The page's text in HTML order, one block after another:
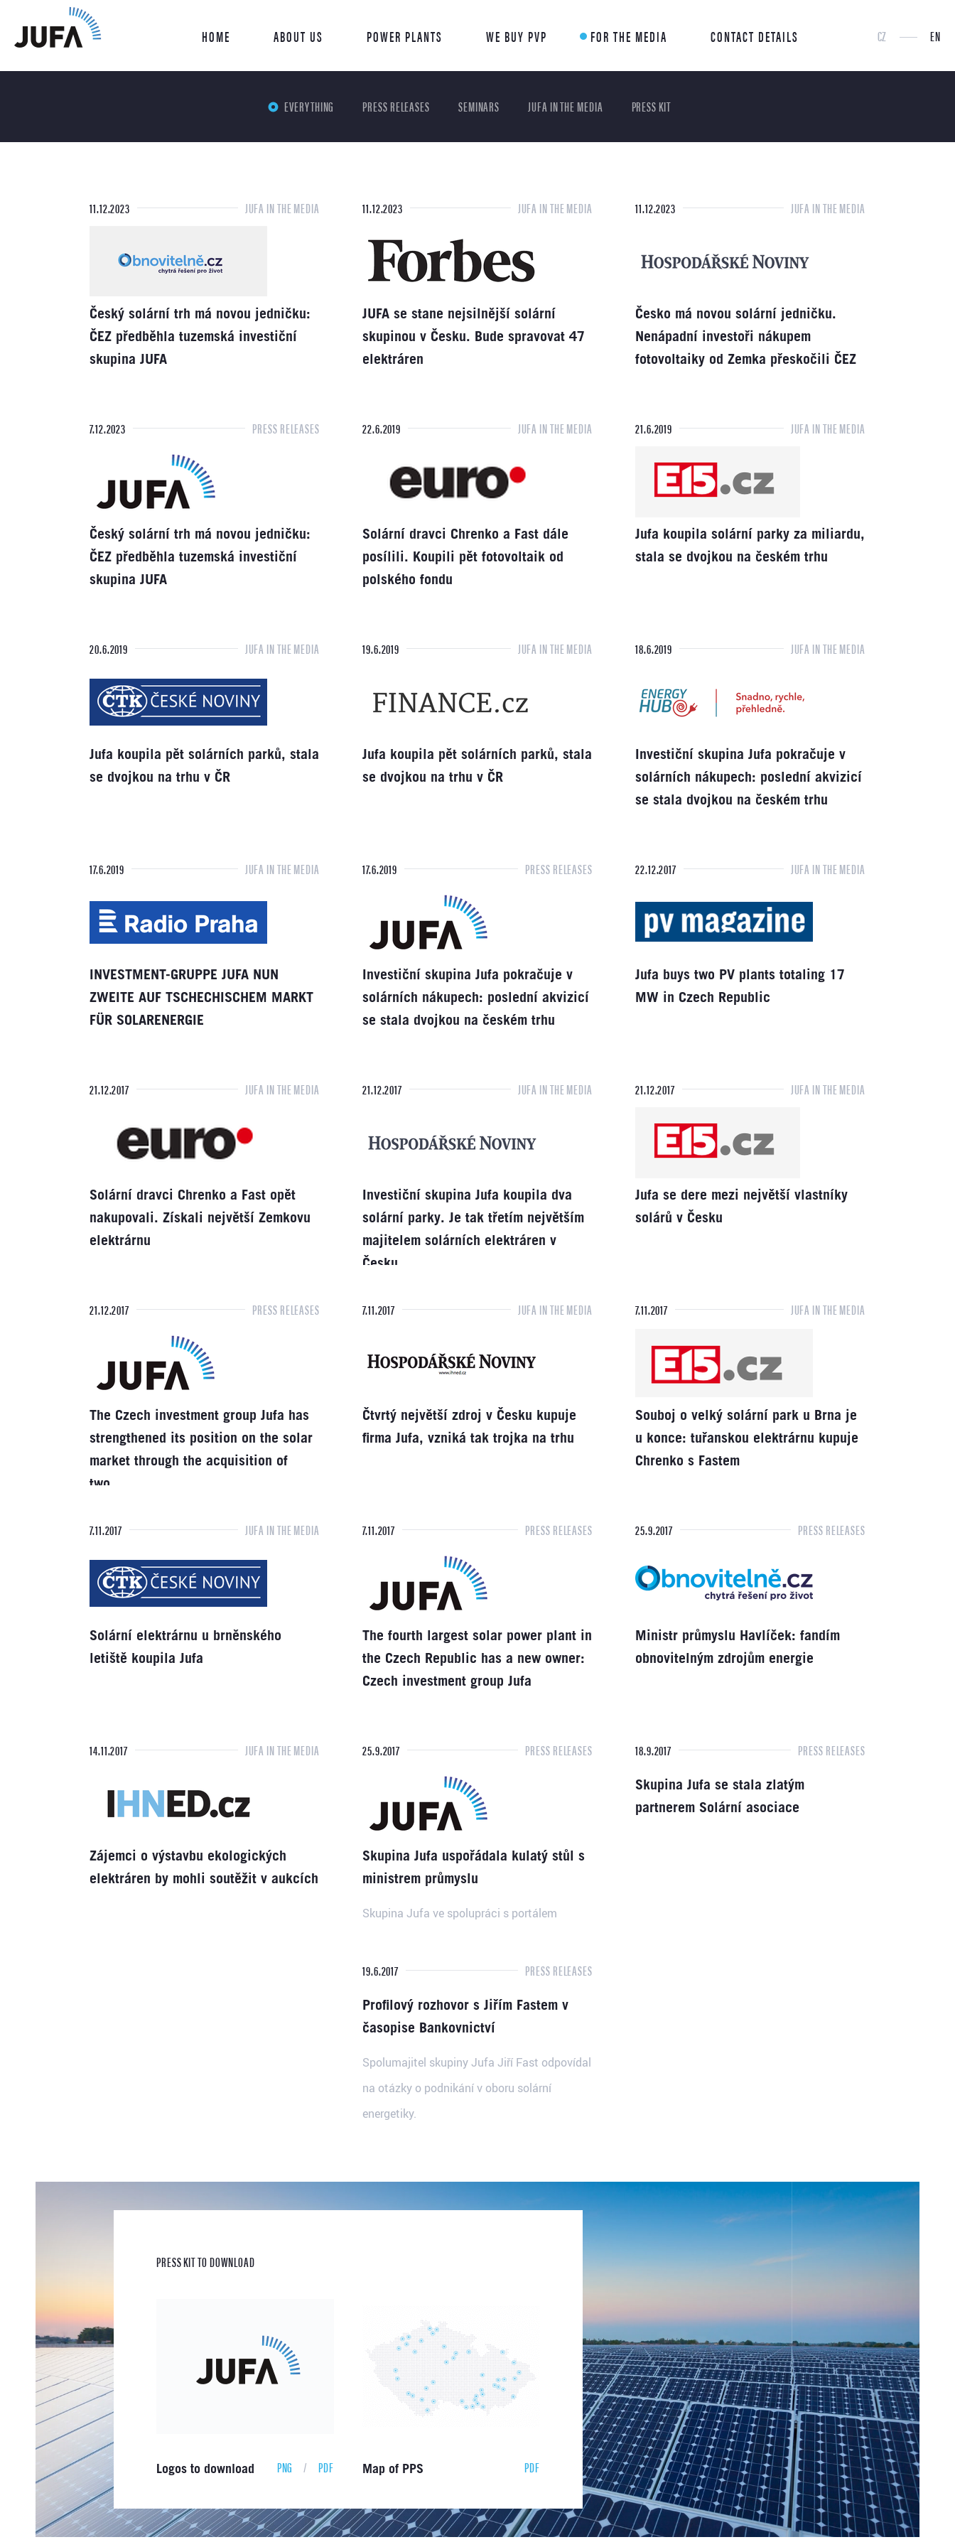
HOME ABOUT US POWER PLANTS WE BUY PVP FOR THE MEDIA CONTACT DETAILS CZ EN
EVERYTHING PRESS RELEASES SEMINARS JUFA IN THE MEDIA PRESS KIT
11.12.2023 JUFA IN THE MEDIA
Český solární trh má novou jedničku:
ČEZ předběhla tuzemská investiční
skupina JUFA
11.12.2023 JUFA IN THE MEDIA
JUFA se stane nejsilnější solární
skupinou v Česku. Bude spravovat 47
elektráren
11.12.2023 JUFA IN THE MEDIA
Česko má novou solární jedničku.
Nenápadní investoři nákupem
fotovoltaiky od Zemka přeskočili ČEZ
7.12.2023 PRESS RELEASES
Český solární trh má novou jedničku:
ČEZ předběhla tuzemská investiční
skupina JUFA
22.6.2019 JUFA IN THE MEDIA
Solární dravci Chrenko a Fast dále
posílili. Koupili pět fotovoltaik od
polského fondu
21.6.2019 JUFA IN THE MEDIA
Jufa koupila solární parky za miliardu,
stala se dvojkou na českém trhu
20.6.2019 JUFA IN THE MEDIA
Jufa koupila pět solárních parků, stala
se dvojkou na trhu v ČR
19.6.2019 JUFA IN THE MEDIA
Jufa koupila pět solárních parků, stala
se dvojkou na trhu v ČR
18.6.2019 JUFA IN THE MEDIA
Investiční skupina Jufa pokračuje v
solárních nákupech: poslední akvizicí
se stala dvojkou na českém trhu
17.6.2019 JUFA IN THE MEDIA
INVESTMENT-GRUPPE JUFA NUN
ZWEITE AUF TSCHECHISCHEM MARKT
FÜR SOLARENERGIE
17.6.2019 PRESS RELEASES
Investiční skupina Jufa pokračuje v
solárních nákupech: poslední akvizicí
se stala dvojkou na českém trhu
22.12.2017 JUFA IN THE MEDIA
Jufa buys two PV plants totaling 17
MW in Czech Republic
21.12.2017 JUFA IN THE MEDIA
Solární dravci Chrenko a Fast opět
nakupovali. Získali největší Zemkovu
elektrárnu
21.12.2017 JUFA IN THE MEDIA
Investiční skupina Jufa koupila dva
solární parky. Je tak třetím největším
majitelem solárních elektráren v
Česku
21.12.2017 JUFA IN THE MEDIA
Jufa se dere mezi největší vlastníky
solárů v Česku
21.12.2017 PRESS RELEASES
The Czech investment group Jufa has
strengthened its position on the solar
market through the acquisition of
two…
7.11.2017 JUFA IN THE MEDIA
Čtvrtý největší zdroj v Česku kupuje
firma Jufa, vzniká tak trojka na trhu
7.11.2017 JUFA IN THE MEDIA
Souboj o velký solární park u Brna je
u konce: tuřanskou elektrárnu kupuje
Chrenko s Fastem
7.11.2017 JUFA IN THE MEDIA
Solární elektrárnu u brněnského
letiště koupila Jufa
7.11.2017 PRESS RELEASES
The fourth largest solar power plant in
the Czech Republic has a new owner:
Czech investment group Jufa
25.9.2017 PRESS RELEASES
Ministr průmyslu Havlíček: fandím
obnovitelným zdrojům energie
14.11.2017 JUFA IN THE MEDIA
Zájemci o výstavbu ekologických
elektráren by mohli soutěžit v aukcích
25.9.2017 PRESS RELEASES
Skupina Jufa uspořádala kulatý stůl s
ministrem průmyslu
Skupina Jufa ve spolupráci s portálem
18.9.2017 PRESS RELEASES
Skupina Jufa se stala zlatým
partnerem Solární asociace
19.6.2017 PRESS RELEASES
Profilový rozhovor s Jiřím Fastem v
časopise Bankovnictví
Spolumajitel skupiny Jufa Jiří Fast odpovídal
na otázky o podnikání v oboru solární
energetiky.
PRESS KIT TO DOWNLOAD
Logos to download PNG / PDF Map of PPS PDF